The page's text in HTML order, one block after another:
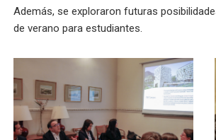
Además, se exploraron futuras
de verano para estudiantes.